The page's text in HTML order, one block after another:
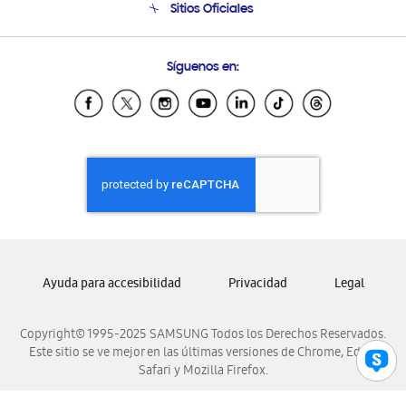
Condiciones de Compra
Soporte vía eMail
Sitios Oficiales
Samsung Ecuador
Samsung El Salvador
Samsung Honduras
Samsung Nicaragua
Samsung Panamá
Samsung Venezuela
Síguenos en:
Copyright© 1995-2025 SAMSUNG Todos los Derechos Reservados.
Este sitio se ve mejor en las últimas versiones de Chrome, Edge,
Safari y Mozilla Firefox.
Ayuda para accesibilidad Privacidad Legal